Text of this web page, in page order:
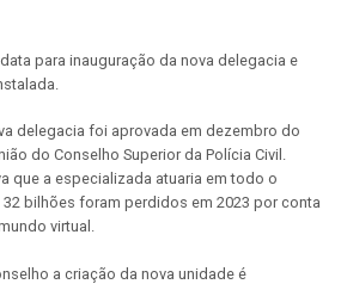
para inauguração da nova delegacia e
delegacia foi aprovada em dezembro do
do Conselho Superior da Polícia Civil.
que a especializada atuaria em todo o
32 bilhões foram perdidos em 2023 por conta
virtual.
a criação da nova unidade é